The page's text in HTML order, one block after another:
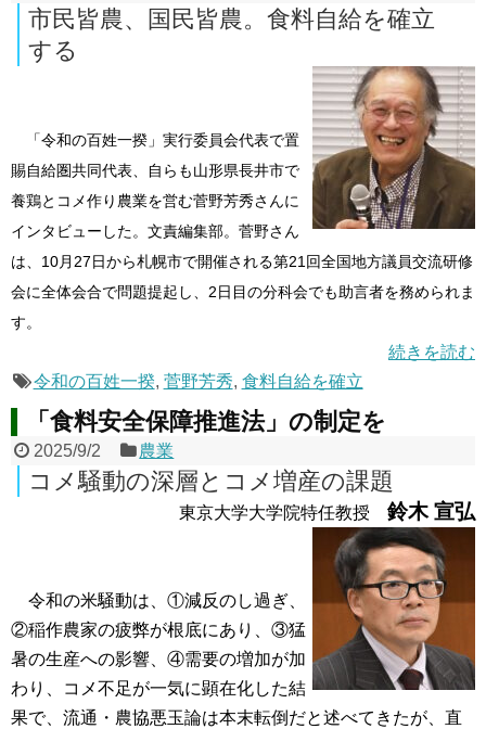
市民皆農、国民皆農。食料自給を確立
する
「令和の百姓一揆」実行委員会代表で置
賜自給圏共同代表、自らも山形県長井市で
養鶏とコメ作り農業を営む菅野芳秀さんに
インタビューした。文責編集部。菅野さん
は、10月27日から札幌市で開催される第21回全国地方議員交流研修
会に全体会合で問題提起し、2日目の分科会でも助言者を務められま
す。
続きを読む
令和の百姓一揆, 菅野芳秀, 食料自給を確立
「食料安全保障推進法」の制定を
2025/9/2 農業
コメ騒動の深層とコメ増産の課題
東京大学大学院特任教授 鈴木 宣弘
令和の米騒動は、①減反のし過ぎ、
②稲作農家の疲弊が根底にあり、③猛
暑の生産への影響、④需要の増加が加
わり、コメ不足が一気に顕在化した結
果で、流通・農協悪玉論は本末転倒だと述べてきたが、直